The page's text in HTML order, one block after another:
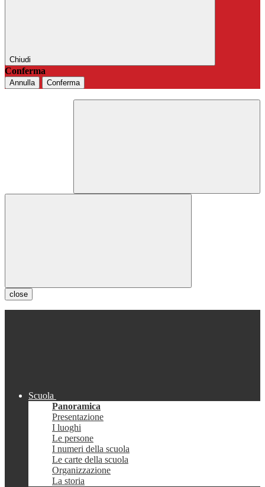
Chiudi
Conferma
Annulla Conferma
close
Scuola
Panoramica
Presentazione
I luoghi
Le persone
I numeri della scuola
Le carte della scuola
Organizzazione
La storia